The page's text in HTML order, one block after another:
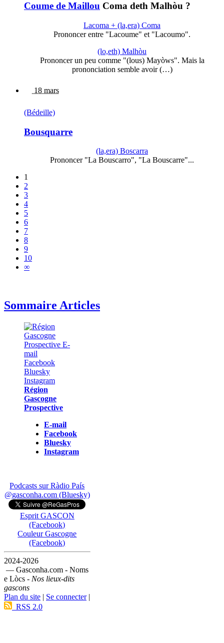
Coume de Maillou Coma deth Malhòu ?
Lacoma + (la,era) Coma
Prononcer entre "Lacoume" et "Lacoumo".
(lo,eth) Malhòu
Prononcer un peu comme "(lous) Mayòws". Mais la
prononciation semble avoir (…)
18 mars
(Bédeille)
Bousquarre
(la,era) Boscarra
Prononcer "La Bouscarro", "La Bouscarre"...
1
2
3
4
5
6
7
8
9
10
∞
Sommaire Articles
Région
Gascogne
Prospective
E-mail
Facebook
Bluesky
Instagram
Podcasts sur Ràdio País
@gasconha.com (Bluesky)
Esprit GASCON
(Facebook)
Couleur Gascogne
(Facebook)
2024-2026
— Gasconha.com - Noms
e Lòcs - Nos lieux-dits
gascons
Plan du site | Se connecter|
RSS 2.0